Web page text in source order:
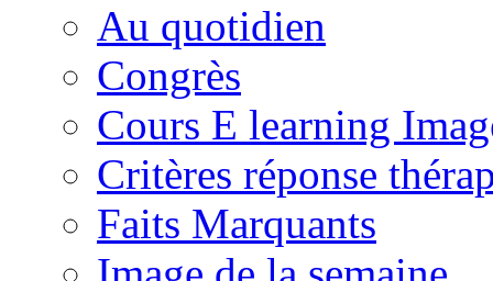
Au quotidien
Congrès
Cours E learning
Critères réponse
Faits Marquants